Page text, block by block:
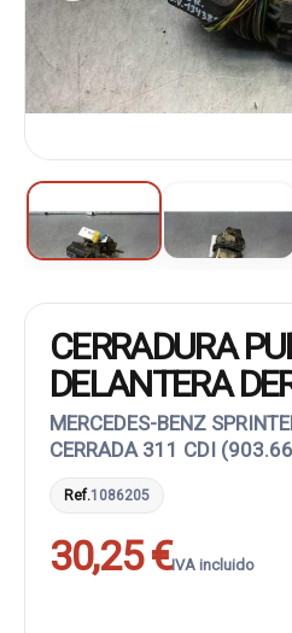
CERRADURA
DELANTERA
MERCEDES-BENZ
CERRADA 311 CDI
Ref.1086205
30,25 €IVA incluido